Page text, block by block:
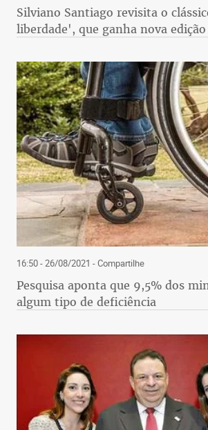
Silviano Santiago revisita o
liberdade', que ganha nova edição
16:50 - 26/08/2021 - Compartilhe
Pesquisa aponta que 9,5% dos
algum tipo de deficiência